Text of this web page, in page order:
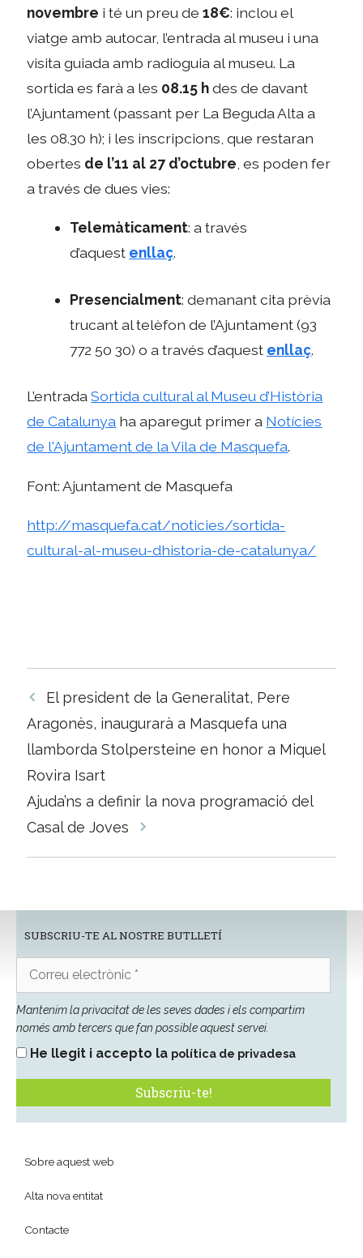
novembre i té un preu de18€: inclou el
viatge amb autocar, l’entrada al museu i una
visita guiada amb radioguia al museu. La
sortida es farà a les 08.15 hdes de davant
l’Ajuntament (passant per La Beguda Alta a
les 08.30 h); i les inscripcions, que restaran
obertes de l’11 al 27 d’octubre , es poden fer
a través de dues vies:
Telemàticament: a través
d’aquest enllaç.
Presencialment: demanant cita prèvia
trucant al telèfon de l’Ajuntament (93
772 50 30) o a través d’aquest enllaç.
L’entradaSortida cultural al Museu d’Història
de Catalunya ha aparegut primer a Notícies
de l'Ajuntament de la Vila de Masquefa.
Font: Ajuntament de Masquefa
http://masquefa.cat/noticies/sortida-
cultural-al-museu-dhistoria-de-catalunya/
Navegació
per
les
El president de la Generalitat, Pere
Aragonès, inaugurarà a Masquefa una
llamborda Stolpersteine en honor a Miquel
Rovira Isart
Ajuda’ns a definir la nova programació del
Casal de Joves
SUBSCRIU-TE AL NOSTRE BUTLLETÍ
electrònic
Mantenim la privacitat de les seves dades i els compartim
només amb tercers que fan possible aquest servei.
He llegit i accepto la política de privadesa
Sobre aquest web
Alta nova entitat
Contacte